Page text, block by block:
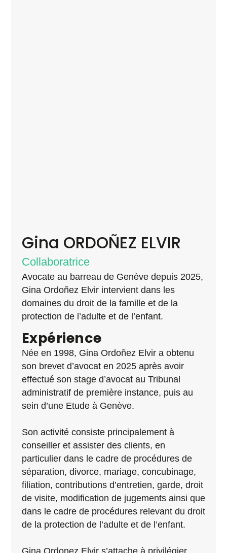
Gina ORDOÑEZ ELVIR
Collaboratrice
Avocate au barreau de Genève depuis 2025,
Gina Ordoñez Elvir intervient dans les
domaines du droit de la famille et de la
protection de l’adulte et de l’enfant.
Expérience
Née en 1998, Gina Ordoñez Elvir a obtenu
son brevet d’avocat en 2025 après avoir
effectué son stage d’avocat au Tribunal
administratif de première instance, puis au
sein d’une Etude à Genève.
Son activité consiste principalement à
conseiller et assister des clients, en
particulier dans le cadre de procédures de
séparation, divorce, mariage, concubinage,
filiation, contributions d’entretien, garde, droit
de visite, modification de jugements ainsi que
dans le cadre de procédures relevant du droit
de la protection de l’adulte et de l’enfant.
Gina Ordonez Elvir s’attache à privilégier,